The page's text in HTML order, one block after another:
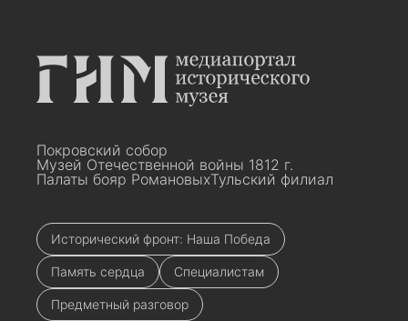
Покровский собор
Музей Отечественной войны 1812 г.
Палаты бояр РомановыхТульский филиал
Исторический фронт: Наша Победа
Память сердца Специалистам
Предметный разговор